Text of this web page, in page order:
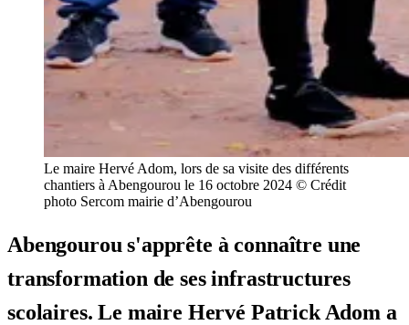
Le maire Hervé Adom, lors de sa visite des différents
chantiers à Abengourou le 16 octobre 2024 © Crédit
photo Sercom mairie d’Abengourou
Abengourou s'apprête à connaître une
transformation de ses infrastructures
scolaires. Le maire Hervé Patrick Adom a